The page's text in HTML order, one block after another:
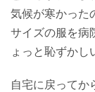
気候が寒かった
サイズの服を病
ょっと恥ずかし
自宅に戻ってか